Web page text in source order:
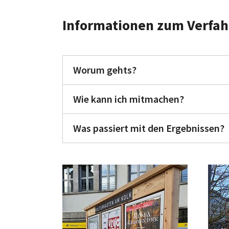
Informationen zum
Worum gehts?
Wie kann ich mitmachen?
Was passiert mit den Ergebnissen?